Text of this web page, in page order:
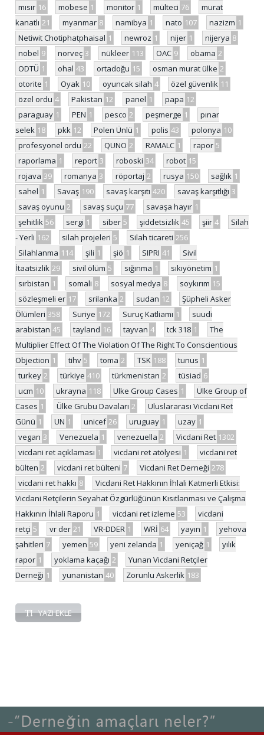
mısır 16 mobese 1 monitor 1 mülteci 76
murat
kanatlı 21 myanmar 8 namibya 1 nato 107 nazizm 1
Netiwit Chotiphatphaisal 1 newroz 1 nijer 1 nijerya 8
nobel 9 norveç 3 nükleer 113 OAC 9 obama 2
ODTÜ 1 ohal 43 ortadoğu 15 osman murat ülke 2
otorite 1 Oyak 10 oyuncak silah 4 özel güvenlik 11
özel ordu 4 Pakistan 12 panel 1 papa 12
paraguay 1 PEN 1 pesco 2 peşmerge 1
pınar
selek 18 pkk 12 Polen Ünlü 1 polis 43 polonya 10
profesyonel ordu 22 QUNO 2 RAMALC 1 rapor 5
raporlama 1 report 3 roboski 34 robot 15
rojava 39 romanya 3 röportaj 2 rusya 150 sağlık 1
sahel 1 Savaş 190 savaş karşıtı 420 savaş karşıtlığı 3
savaş oyunu 2 savaş suçu 77 savaşa hayır 1
şehitlik 56 sergi 1 siber 5 şiddetsizlik 45 şiir 4
Silah
- Yerli 162 silah projeleri 5 Silah ticareti 256
Silahlanma 114 şili 1 şiö 1 SIPRI 41
Sivil
İtaatsizlik 29 sivil ölüm 5 sığınma 1 sıkıyönetim 1
sırbistan 1 somali 8 sosyal medya 8 soykırım 15
sözleşmeli er 17 srilanka 2 sudan 12
Şüpheli Asker
Ölümleri 358 Suriye 172 Suruç Katliamı 1
suudi
arabistan 45 tayland 16 tayvan 4 tck 318 1
The
Multiplier Effect Of The Violation Of The Right To Conscientious
Objection 1 tihv 5 toma 2 TSK 188 tunus 1
turkey 2 türkiye 410 türkmenistan 2 tüsiad 6
ucm 10 ukrayna 118 Ulke Group Cases 1
Ülke Group of
Cases 1 Ülke Grubu Davaları 2
Uluslararası Vicdani Ret
Günü 1 UN 1 unicef 26 uruguay 1 uzay 1
vegan 3 Venezuela 1 venezuella 2 Vicdani Ret 1302
vicdani ret açıklaması 1 vicdani ret atölyesi 1
vicdani ret
bülten 2 vicdani ret bülteni 7 Vicdani Ret Derneği 278
vicdani ret hakkı 8
Vicdani Ret Hakkının İhlali Katmerli Etkisi:
Vicdani Retçilerin Seyahat Özgürlüğünün Kısıtlanması ve Çalışma
Hakkının İhlali Raporu 1 vicdani ret izleme 53
vicdani
retçi 5 vr der 21 VR-DDER 1 WRİ 64 yayın 1
yehova
şahitleri 7 yemen 59 yeni zelanda 1 yeniçağ 1
yılık
rapor 1 yoklama kaçağı 2
Yunan Vicdani Retçiler
Derneği 1 yunanistan 40 Zorunlu Askerlik 183
YAZI EKLE